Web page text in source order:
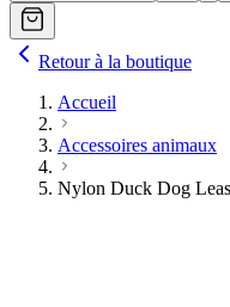
Retour à la boutique
Accueil
Accessoires animaux
Nylon Duck Dog